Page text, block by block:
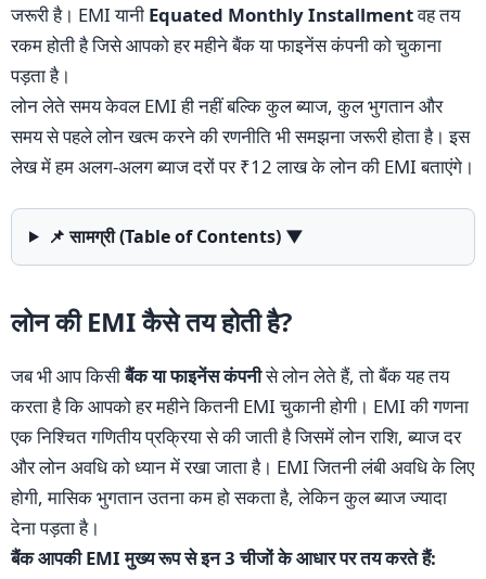
जरूरी है। EMI यानी Equated Monthly Installmentवह तय
रकम होती है जिसे आपको हर महीने बैंक या फाइनेंस कंपनी को चुकाना
पड़ता है।
लोन लेते समय केवल EMI ही नहीं बल्कि कुल ब्याज, कुल भुगतान और
समय से पहले लोन खत्म करने की रणनीति भी समझना जरूरी होता है। इस
लेख में हम अलग-अलग ब्याज दरों पर ₹12 लाख के लोन की EMI बताएंगे।
📌 सामग्री (Table of Contents) ▼
लोन की EMI कैसे तय होती है?
जब भी आप किसीबैंक या फाइनेंस कंपनीसे लोन लेते हैं, तो बैंक यह तय
करता है कि आपको हर महीने कितनी EMI चुकानी होगी। EMI की गणना
एक निश्चित गणितीय प्रक्रिया से की जाती है जिसमें लोन राशि, ब्याज दर
और लोन अवधि को ध्यान में रखा जाता है। EMI जितनी लंबी अवधि के लिए
होगी, मासिक भुगतान उतना कम हो सकता है, लेकिन कुल ब्याज ज्यादा
देना पड़ता है।
बैंक आपकी EMI मुख्य रूप से इन 3 चीजों के आधार पर तय करते हैं: